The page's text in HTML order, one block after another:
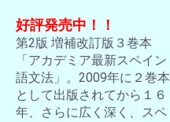
好評発売中！！
第2版 増補改訂版３巻本
「アカデミア最新スペイン
語文法」。2009年に２巻本
として出版されてから１６
年、さらに広く深く、スペ